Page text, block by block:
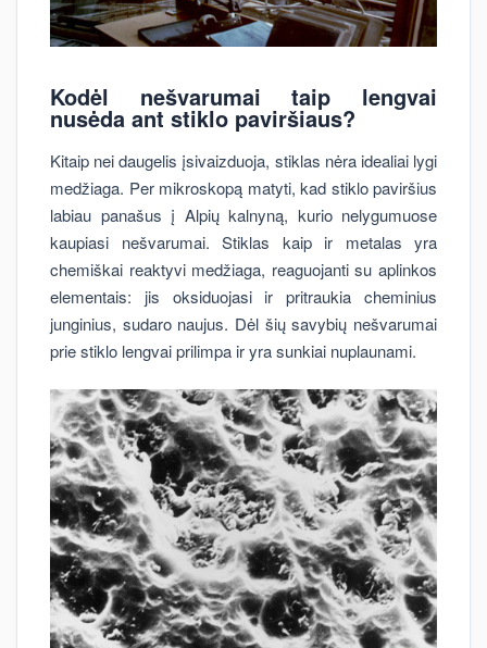
Kodėl nešvarumai taip lengvai
nusėda ant stiklo paviršiaus?
Kitaip nei daugelis įsivaizduoja, stiklas nėra idealiai lygi
medžiaga. Per mikroskopą matyti, kad stiklo paviršius
labiau panašus į Alpių kalnyną, kurio nelygumuose
kaupiasi nešvarumai. Stiklas kaip ir metalas yra
chemiškai reaktyvi medžiaga, reaguojanti su aplinkos
elementais: jis oksiduojasi ir pritraukia cheminius
junginius, sudaro naujus. Dėl šių savybių nešvarumai
prie stiklo lengvai prilimpa ir yra sunkiai nuplaunami.